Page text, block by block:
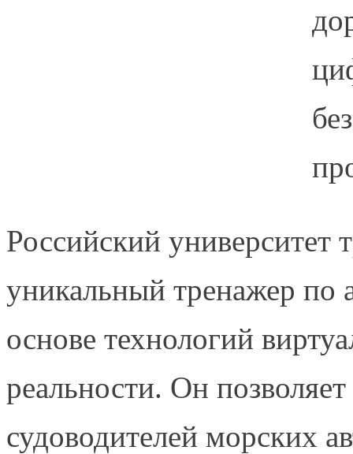
Российский университет
уникальный тренажер по
основе технологий
реальности. Он
судоводителей морских